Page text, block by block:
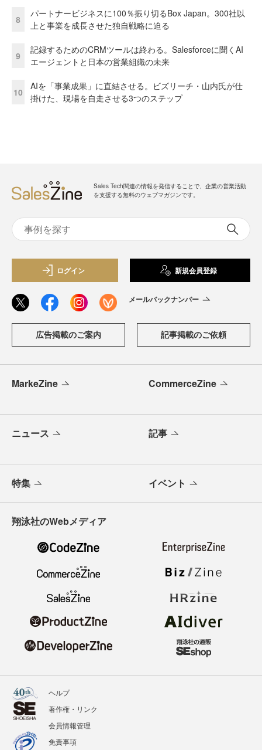
8
パートナービジネスに100％振り切るBox Japan。300社以
上と事業を成長させた独自戦略に迫る
9
記録するためのCRMツールは終わる。Salesforceに聞くAI
エージェントと日本の営業組織の未来
10
AIを「事業成果」に直結させる。ビズリーチ・山内氏が仕
掛けた、現場を自走させる3つのステップ
Sales Tech関連の情報を発信することで、企業の営業活動
を支援する無料のウェブマガジンです。
ログイン 新規会員登録
メールバックナンバー
広告掲載のご案内 記事掲載のご依頼
MarkeZine CommerceZine
ニュース 記事
特集 イベント
翔泳社のWebメディア
ヘルプ
著作権・リンク
会員情報管理
免責事項